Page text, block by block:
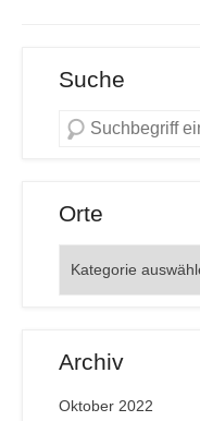
Suche
Orte
Archiv
Oktober 2022